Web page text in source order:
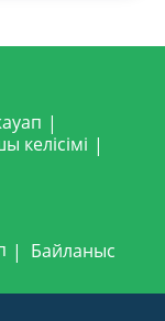
келісімі
Байланыс